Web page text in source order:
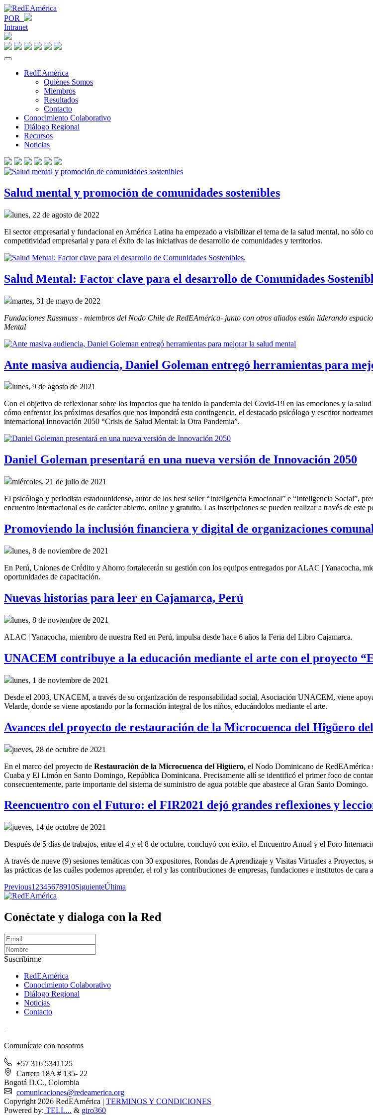
POR
Intranet
RedEAmérica
Quiénes Somos
Miembros
Resultados
Contacto
Conocimiento Colaborativo
Diálogo Regional
Recursos
Noticias
Salud mental y promoción de comunidades sostenibles
lunes, 22 de agosto de 2022
El sector empresarial y fundacional en América Latina ha empezado a visibilizar el tema de la salud mental, no sólo
competitividad empresarial y para el éxito de las iniciativas de desarrollo de comunidades y territorios.
Salud Mental: Factor clave para el desarrollo de Comunidades
martes, 31 de mayo de 2022
Fundaciones Rassmuss - miembros del Nodo Chile de RedEAmérica- junto con otros aliados están liderando
Mental
Ante masiva audiencia, Daniel Goleman entregó herramientas para
lunes, 9 de agosto de 2021
Con el objetivo de reflexionar sobre los impactos que ha tenido la pandemia del Covid-19 en las emociones y la
cómo enfrentar los próximos desafíos que nos impondrá esta contingencia, el destacado psicólogo y escritor
internacional Innovación 2050 “Crisis de Salud Mental: la Otra Pandemia”.
Daniel Goleman presentará en una nueva versión de Innovación 2050
miércoles, 21 de julio de 2021
El psicólogo y periodista estadounidense, autor de los best seller “Inteligencia Emocional” e “Inteligencia Social”,
encuentro internacional es de carácter abierto, online y gratuito. Las inscripciones se pueden realizar a través de este
Promoviendo la inclusión financiera y digital de organizaciones
lunes, 8 de noviembre de 2021
En Perú, Uniones de Crédito y Ahorro fortalecerán su gestión con los equipos entregados por ALAC | Yanacocha,
oportunidades de capacitación.
Nuevas historias para leer en Cajamarca, Perú
lunes, 8 de noviembre de 2021
ALAC | Yanacocha, miembro de nuestra Red en Perú, impulsa desde hace 6 años la Feria del Libro Cajamarca.
UNACEM contribuye a la educación mediante el arte con el proyecto
lunes, 1 de noviembre de 2021
Desde el 2003, UNACEM, a través de su organización de responsabilidad social, Asociación UNACEM, viene
Velarde, donde se viene apostando por la formación integral de los niños, educándolos mediante el arte.
Avances del proyecto de restauración de la Microcuenca del Higüero
jueves, 28 de octubre de 2021
En el marco del proyecto de Restauración de la Microcuenca del Higüero, el Nodo Dominicano de RedEAmérica
Cuaba y El Limón en Santo Domingo, República Dominicana. Precisamente allíse identificó el primer foco de
consecuentemente, parte importante del sistema de suministro de agua potable que abastece al Gran Santo Domingo.
Reencuentro con el Futuro: el FIR2021 dejó grandes reflexiones y
jueves, 14 de octubre de 2021
Después de 5 días de trabajos, entre el 4 y el 8 de octubre, concluyó con éxito, el Encuentro Anual y el Foro
A través de nueve (9) sesiones temáticas con 30 expositores, Rondas de Aprendizaje y Visitas Virtuales a
las prácticas de las cuáles podemos aprender, el rol y las contribuciones de empresas, fundaciones e institutos de cara
Previous1 2345678910SiguienteÚltima
Conéctate y dialoga con la Red
Suscribirme
RedEAmérica
Conocimiento Colaborativo
Diálogo Regional
Noticias
Contacto
Comunícate con nosotros
+57 316 5341125
Carrera 18A # 135- 22
Bogotá D.C., Colombia
comunicaciones@redeamerica.org
Copyright 2026 RedEAmérica | TERMINOS Y CONDICIONES
Powered by: TELL... & giro360